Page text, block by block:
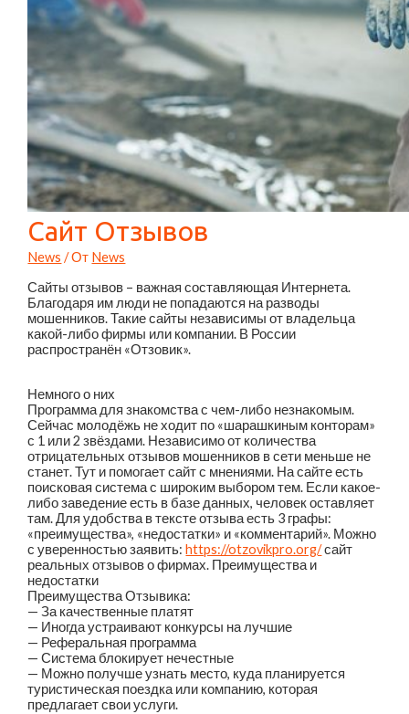
Сайт Отзывов
News / От News
Сайты отзывов – важная составляющая Интернета.
Благодаря им люди не попадаются на разводы
мошенников. Такие сайты независимы от владельца
какой-либо фирмы или компании. В России
распространён «Отзовик».
Немного о них
Программа для знакомства с чем-либо незнакомым.
Сейчас молодёжь не ходит по «шарашкиным конторам»
с 1 или 2 звёздами. Независимо от количества
отрицательных отзывов мошенников в сети меньше не
станет. Тут и помогает сайт с мнениями. На сайте есть
поисковая система с широким выбором тем. Если какое-
либо заведение есть в базе данных, человек оставляет
там. Для удобства в тексте отзыва есть 3 графы:
«преимущества», «недостатки» и «комментарий». Можно
с уверенностью заявить:https://otzovikpro.org/сайт
реальных отзывов о фирмах. Преимущества и
недостатки
Преимущества Отзывика:
— За качественные платят
— Иногда устраивают конкурсы на лучшие
— Реферальная программа
— Система блокирует нечестные
— Можно получше узнать место, куда планируется
туристическая поездка или компанию, которая
предлагает свои услуги.